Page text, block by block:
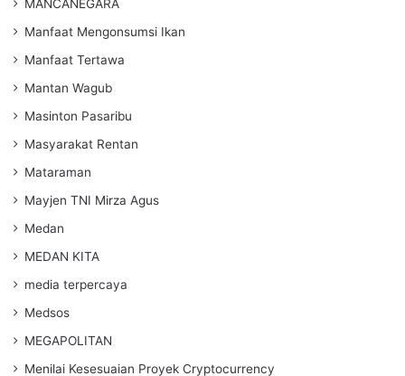
MANCANEGARA
Manfaat Mengonsumsi Ikan
Manfaat Tertawa
Mantan Wagub
Masinton Pasaribu
Masyarakat Rentan
Mataraman
Mayjen TNI Mirza Agus
Medan
MEDAN KITA
media terpercaya
Medsos
MEGAPOLITAN
Menilai Kesesuaian Proyek Cryptocurrency